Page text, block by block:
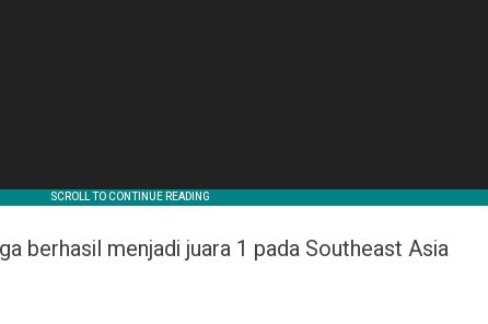
berhasil menjadi juara 1 pada Southeast Asia